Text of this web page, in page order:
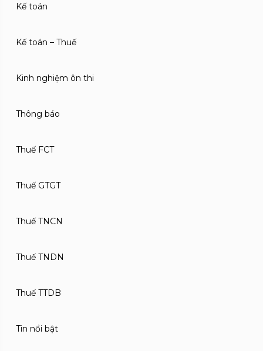
Kế toán
Kế toán – Thuế
Kinh nghiệm ôn thi
Thông báo
Thuế FCT
Thuế GTGT
Thuế TNCN
Thuế TNDN
Thuế TTDB
Tin nổi bật